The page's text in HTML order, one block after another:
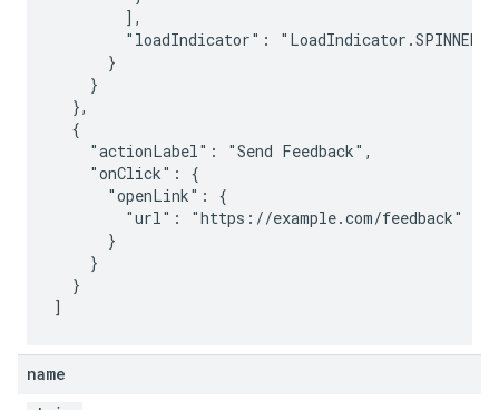
        ],
        "loadIndicator": "LoadIndicator.SPINNER"
      }
    }
  },
  {
    "actionLabel": "Send Feedback",
    "onClick": {
      "openLink": {
        "url": "https://example.com/feedback"
      }
    }
  }
name